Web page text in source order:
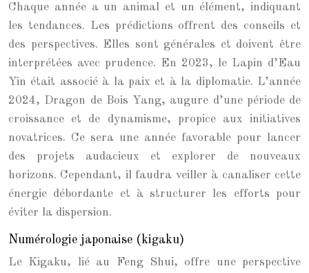
Chaque année a un animal et un élément, indiquant
les tendances. Les prédictions offrent des conseils et
des perspectives. Elles sont générales et doivent être
interprétées avec prudence. En 2023, le Lapin d’Eau
Yin était associé à la paix et à la diplomatie. L’année
2024, Dragon de Bois Yang, augure d’une période de
croissance et de dynamisme, propice aux initiatives
novatrices. Ce sera une année favorable pour lancer
des projets audacieux et explorer de nouveaux
horizons. Cependant, il faudra veiller à canaliser cette
énergie débordante et à structurer les efforts pour
éviter la dispersion.
Numérologie japonaise (kigaku)
Le Kigaku, lié au Feng Shui, offre une perspective